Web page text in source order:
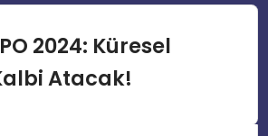
2024: Küresel
Atacak!